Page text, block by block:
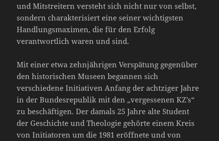
und Mitstreitern versteht sich nicht nur von selbst,
sondern charakterisiert eine seiner wichtigsten
Handlungsmaximen, die für den Erfolg
verantwortlich waren und sind.
Mit einer etwa zehnjährigen Verspätung gegenüber
den historischen Museen begannen sich
verschiedene Initiativen Anfang der achtziger Jahre
in der Bundesrepublik mit den „vergessenen KZ’s“
zu beschäftigen. Der damals 25 Jahre alte Student
der Geschichte und Theologie gehörte einem Kreis
von Initiatoren um die 1981 eröffnete und von